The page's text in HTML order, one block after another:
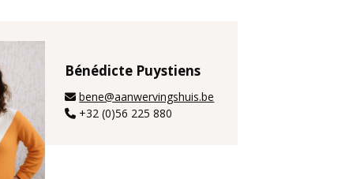
Bénédicte Puystiens
bene@aanwervingshuis.be
+32 (0)56 225 880